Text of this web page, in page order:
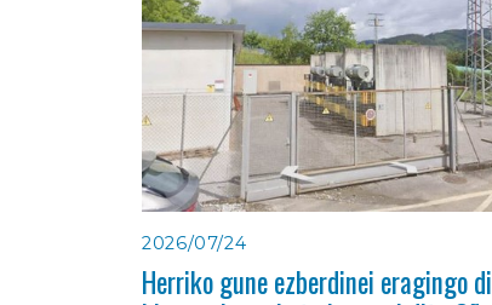
2026/07/24
Herriko gune ezberdinei eragingo